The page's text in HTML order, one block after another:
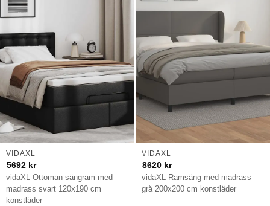
vidaXL Ottoman sängram med
madrass svart 120x190 cm
konstläder
VIDAXL
5692 kr
vidaXL Ramsäng med madrass
grå 200x200 cm konstläder
VIDAXL
8620 kr